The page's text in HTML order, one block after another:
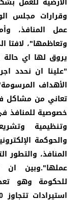
وقرارات مجلس
عمل المنافذ،
وتعاظمها"، لافتا
يروق لها اي حالة
"علينا ان نحدد
الأهداف
تعاني من مشاكل
خصوصية للمنافذ
وتنظيمية
والحوكمة
المنافذ،
عملها".وبين
للحكومة وهو